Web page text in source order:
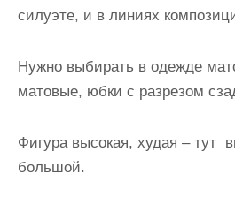
силуэте, и в линиях
Нужно выбирать в одежде
матовые, юбки с разрезом
Фигура высокая, худая – тут
большой.